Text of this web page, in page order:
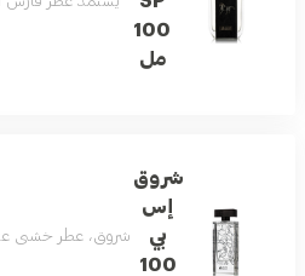
100
مل
شروق
إس
بي
100
شروق، عطر خشبي